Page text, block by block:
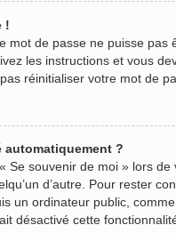
!
mot de passe ne puisse
les instructions et vous
réinitialiser votre mot de
?
Se souvenir de moi » lors
d’autre. Pour rester
un ordinateur public,
désactivé cette